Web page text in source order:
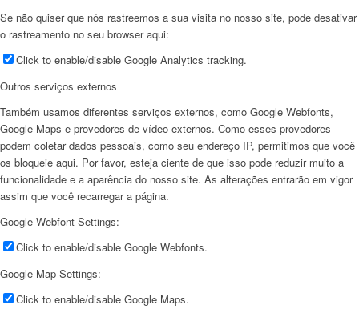
Se não quiser que nós rastreemos a sua visita no nosso site, pode desativar
o rastreamento no seu browser aqui:
Click to enable/disable Google Analytics tracking.
Outros serviços externos
Também usamos diferentes serviços externos, como Google Webfonts,
Google Maps e provedores de vídeo externos. Como esses provedores
podem coletar dados pessoais, como seu endereço IP, permitimos que você
os bloqueie aqui. Por favor, esteja ciente de que isso pode reduzir muito a
funcionalidade e a aparência do nosso site. As alterações entrarão em vigor
assim que você recarregar a página.
Google Webfont Settings:
Click to enable/disable Google Webfonts.
Google Map Settings:
Click to enable/disable Google Maps.